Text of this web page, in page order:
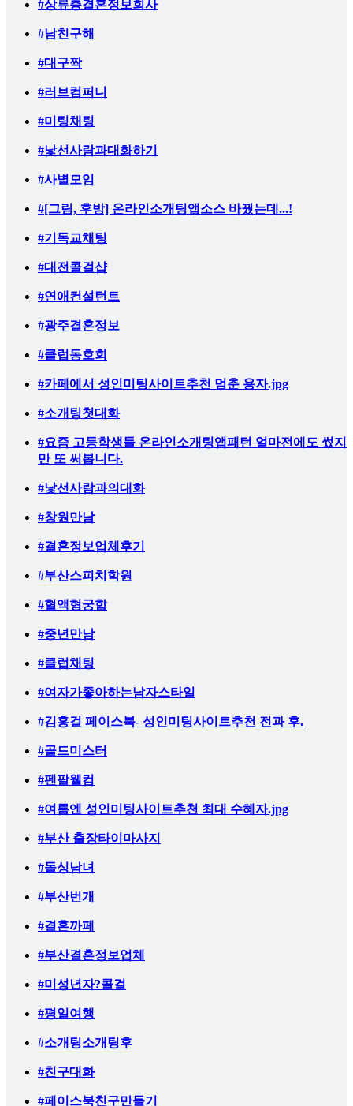
#상류층결혼정보회사
#남친구해
#대구짝
#러브컴퍼니
#미팅채팅
#낯선사람과대화하기
#사별모임
#[그림, 후방] 온라인소개팅앱소스 바꿨는데...!
#기독교채팅
#대전콜걸샵
#연애컨설턴트
#광주결혼정보
#클럽동호회
#카페에서 성인미팅사이트추천 멈춘 용자.jpg
#소개팅첫대화
#요즘 고등학생들 온라인소개팅앱패턴 얼마전에도 썼지
만 또 써봅니다.
#낯선사람과의대화
#창원만남
#결혼정보업체후기
#부산스피치학원
#혈액형궁합
#중년만남
#클럽채팅
#여자가좋아하는남자스타일
#김홍걸 페이스북- 성인미팅사이트추천 전과 후.
#골드미스터
#펜팔웰컴
#여름엔 성인미팅사이트추천 최대 수혜자.jpg
#부산 출장타이마사지
#돌싱남녀
#부산번개
#결혼까페
#부산결혼정보업체
#미성년자?콜걸
#평일여행
#소개팅소개팅후
#친구대화
#페이스북친구만들기